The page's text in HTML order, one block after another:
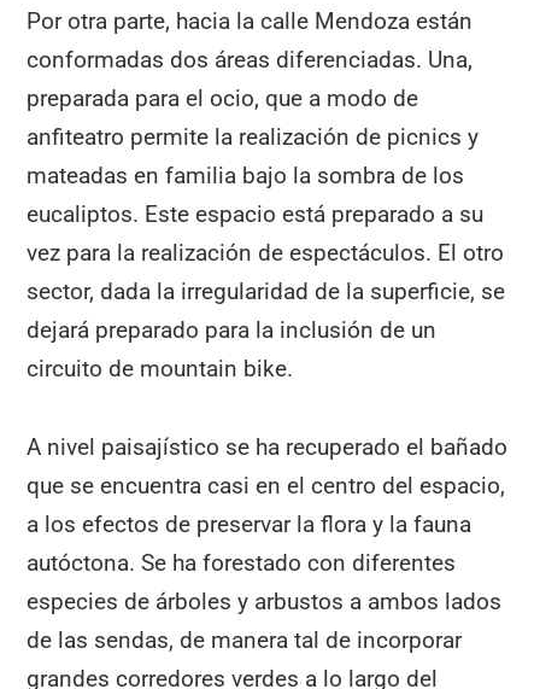
Por otra parte, hacia la calle Mendoza están
conformadas dos áreas diferenciadas. Una,
preparada para el ocio, que a modo de
anfiteatro permite la realización de picnics y
mateadas en familia bajo la sombra de los
eucaliptos. Este espacio está preparado a su
vez para la realización de espectáculos. El otro
sector, dada la irregularidad de la superficie, se
dejará preparado para la inclusión de un
circuito de mountain bike.
A nivel paisajístico se ha recuperado el bañado
que se encuentra casi en el centro del espacio,
a los efectos de preservar la flora y la fauna
autóctona. Se ha forestado con diferentes
especies de árboles y arbustos a ambos lados
de las sendas, de manera tal de incorporar
grandes corredores verdes a lo largo del